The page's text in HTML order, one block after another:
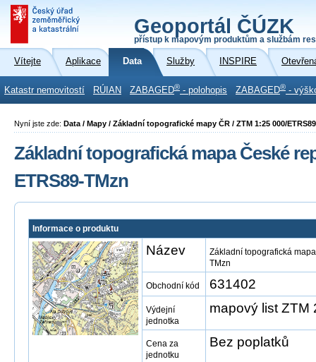
Geoportál ČÚZK
přístup k mapovým produktům a službám
Vítejte Aplikace Data Služby INSPIRE
Katastr nemovitostí RÚIAN ZABAGED® - polohopis ZABAGED® -
Nyní jste zde: Data / Mapy / Základní topografické mapy ČR / ZTM 1:25 000/
Základní topografická mapa České
ETRS89-TMzn
Informace o produktu
Název
Základní topografická
TMzn
Obchodní kód 631402
Výdejní
jednotka
mapový list ZTM
Cena za
jednotku
Bez poplatků